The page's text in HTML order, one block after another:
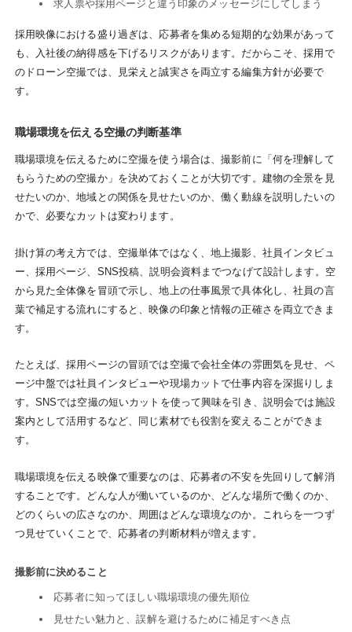
求人票や採用ページと違う印象のメッセージにしてしまう
採用映像における盛り過ぎは、応募者を集める短期的な効果があって
も、入社後の納得感を下げるリスクがあります。だからこそ、採用で
のドローン空撮では、見栄えと誠実さを両立する編集方針が必要で
す。
職場環境を伝える空撮の判断基準
職場環境を伝えるために空撮を使う場合は、撮影前に「何を理解して
もらうための空撮か」を決めておくことが大切です。建物の全景を見
せたいのか、地域との関係を見せたいのか、働く動線を説明したいの
かで、必要なカットは変わります。
掛け算の考え方では、空撮単体ではなく、地上撮影、社員インタビュ
ー、採用ページ、SNS投稿、説明会資料までつなげて設計します。空
から見た全体像を冒頭で示し、地上の仕事風景で具体化し、社員の言
葉で補足する流れにすると、映像の印象と情報の正確さを両立できま
す。
たとえば、採用ページの冒頭では空撮で会社全体の雰囲気を見せ、ペ
ージ中盤では社員インタビューや現場カットで仕事内容を深掘りしま
す。SNSでは空撮の短いカットを使って興味を引き、説明会では施設
案内として活用するなど、同じ素材でも役割を変えることができま
す。
職場環境を伝える映像で重要なのは、応募者の不安を先回りして解消
することです。どんな人が働いているのか、どんな場所で働くのか、
どのくらいの広さなのか、周囲はどんな環境なのか。これらを一つず
つ見せていくことで、応募者の判断材料が増えます。
撮影前に決めること
応募者に知ってほしい職場環境の優先順位
見せたい魅力と、誤解を避けるために補足すべき点